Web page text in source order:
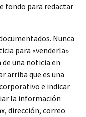
fondo para redactar
Nunca
para «venderla»
de una noticia en
arriba que es una
e indicar
la información
dirección, correo